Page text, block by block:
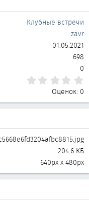
Клубные встречи
zavr
01.05.2021
698
0
Оценок: 0
204.6 КБ
640px x 480px